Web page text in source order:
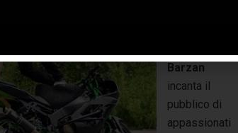
Barzan
incanta il
pubblico di
appassionati